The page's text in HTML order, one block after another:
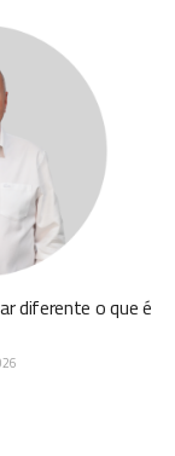
diferente o que é